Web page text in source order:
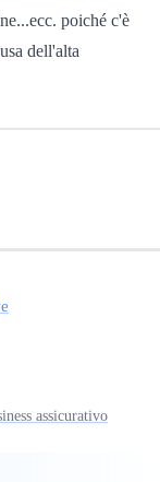
poiché c'è
dell'alta
assicurativo